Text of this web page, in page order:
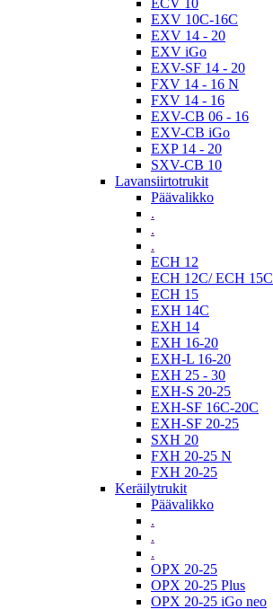
ECV 10
EXV 10C-16C
EXV 14 - 20
EXV iGo
EXV-SF 14 - 20
FXV 14 - 16 N
FXV 14 - 16
EXV-CB 06 - 16
EXV-CB iGo
EXP 14 - 20
SXV-CB 10
Lavansiirtotrukit
Päävalikko
.
.
.
ECH 12
ECH 12C/ ECH 15C
ECH 15
EXH 14C
EXH 14
EXH 16-20
EXH-L 16-20
EXH 25 - 30
EXH-S 20-25
EXH-SF 16C-20C
EXH-SF 20-25
SXH 20
FXH 20-25 N
FXH 20-25
Keräilytrukit
Päävalikko
.
.
.
OPX 20-25
OPX 20-25 Plus
OPX 20-25 iGo neo